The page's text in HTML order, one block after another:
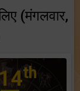
(मंगलवार,
14th